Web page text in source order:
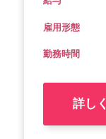
雇用形態
勤務時間
詳し